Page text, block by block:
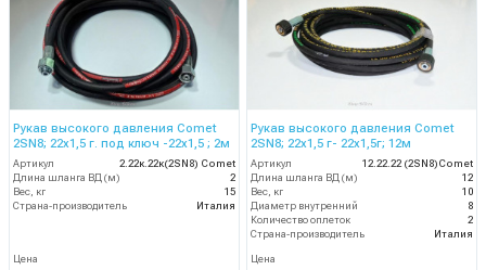
Рукав высокого давления Comet
2SN8; 22х1,5 г. под ключ -22х1,5 ; 2м
Артикул
2.22к.22к(2SN8) Comet
Длина шланга ВД (м)
2
Вес, кг
15
Страна-производитель
Италия
Цена
Рукав высокого давления Comet
2SN8; 22х1,5 г- 22х1,5г; 12м
Артикул
12.22.22 (2SN8)Comet
Длина шланга ВД (м)
12
Вес, кг
10
Диаметр внутренний
8
Количество оплеток
2
Страна-производитель
Италия
Цена